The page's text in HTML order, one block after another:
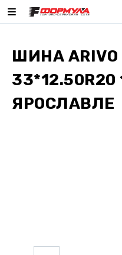
ШИНА
33*12.50R20
ЯРОСЛАВЛЕ